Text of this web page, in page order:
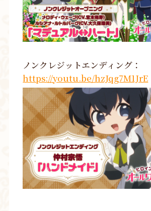
ノンクレジットエンディング：
https://youtu.be/hzJqg7M1JrE